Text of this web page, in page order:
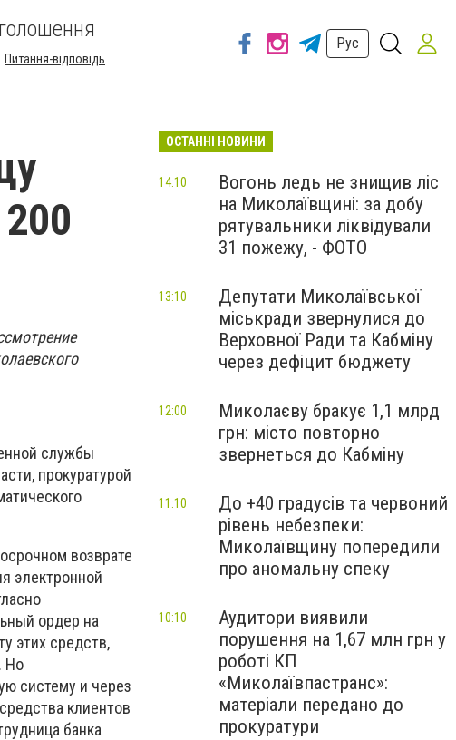
Питання-відповідь
Рус
службы
прокуратурой
возврате
электронной
ордер на
этих средств,
Но
систему и через
клиентов
банка
ОСТАННІ НОВИНИ
Вогонь ледь не знищив ліс
на Миколаївщині: за добу
рятувальники ліквідували
31 пожежу, - ФОТО
14:10
Депутати Миколаївської
міськради звернулися до
Верховної Ради та Кабміну
через дефіцит бюджету
13:10
Миколаєву бракує 1,1 млрд
грн: місто повторно
звернеться до Кабміну
12:00
До +40 градусів та червоний
рівень небезпеки:
Миколаївщину попередили
про аномальну спеку
11:10
Аудитори виявили
порушення на 1,67 млн грн у
роботі КП
«Миколаївпастранс»:
матеріали передано до
прокуратури
10:10